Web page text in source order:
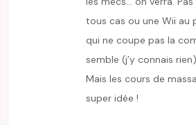
tous cas ou une Wii au
qui ne coupe pas la
semble (j’y connais
Mais les cours de
super idée !